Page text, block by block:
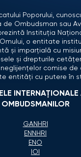
Poporului,
de Ombudsman sau
Instituția
o entitate
și imparțială cu
și drepturile
neglijențelor comise
entități cu putere în
INTERNAȚIONALE
OMBUDSMANILOR
GANHRI
ENNHRI
ENO
IOI